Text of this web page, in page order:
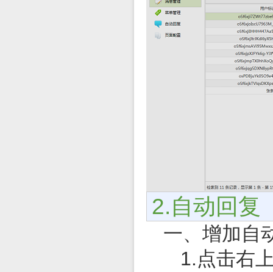
2.自动回复
一、 增加自
1. 点击右